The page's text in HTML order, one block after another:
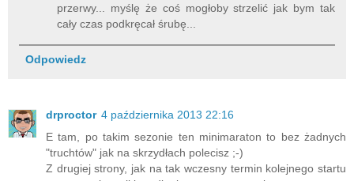
przerwy... myślę że coś mogłoby strzelić jak bym tak
cały czas podkręcał śrubę...
Odpowiedz
drproctor 4 października 2013 22:16
E tam, po takim sezonie ten minimaraton to bez żadnych
"truchtów" jak na skrzydłach polecisz ;-)
Z drugiej strony, jak na tak wczesny termin kolejnego startu